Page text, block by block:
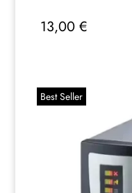
13,00 €
Best Seller